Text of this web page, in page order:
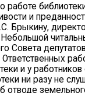
и
Брыкину,
Совета
и у
ни разу не